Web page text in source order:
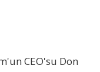
CEO'su Don